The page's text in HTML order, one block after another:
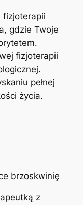
fizjoterapii
gdzie Twoje
fizjoterapii
pełnej
życia.
z